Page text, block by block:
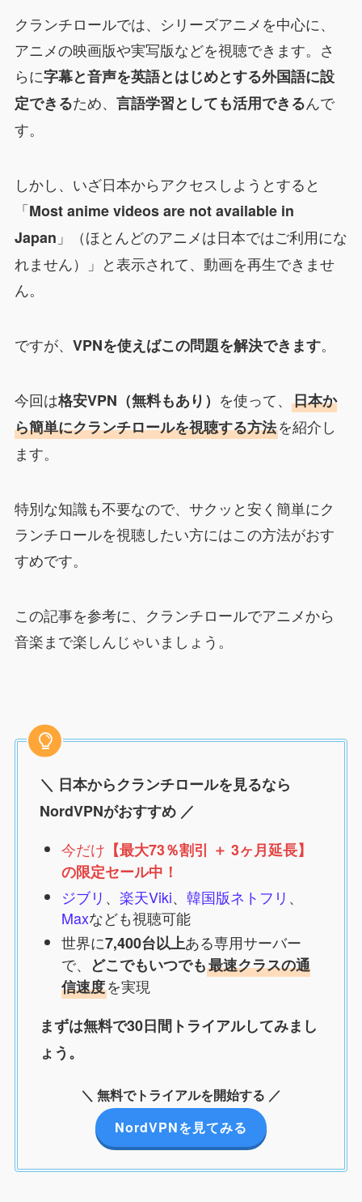
クランチロールでは、シリーズアニメを中心に、
アニメの映画版や実写版などを視聴できます。さ
らに字幕と音声を英語とはじめとする外国語に設
定できるため、 言語学習としても活用できるんで
す。
しかし、いざ日本からアクセスしようとすると
「Most anime videos are not available in
Japan 」（ほとんどのアニメは日本ではご利用にな
れません）」と表示されて、動画を再生できませ
ん。
ですが、 VPNを使えばこの問題を解決できます。
今回は格安VPN（無料もあり） を使って、 日本か
ら簡単にクランチロールを視聴する方法を紹介し
ます。
特別な知識も不要なので、サクッと安く簡単にク
ランチロールを視聴したい方にはこの方法がおす
すめです。
この記事を参考に、クランチロールでアニメから
音楽まで楽しんじゃいましょう。
＼ 日本からクランチロールを見るなら
NordVPNがおすすめ ／
今だけ 【最大73％割引 ＋ 3ヶ月延長】
の限定セール中！
ジブリ 、 楽天Viki、 韓国版ネトフリ 、
Maxなども視聴可能
世界に7,400台以上ある専用サーバー
で、
どこでもいつでも最速クラスの通
信速度を実現
まずは無料で30日間トライアルしてみまし
ょう。
＼ 無料でトライアルを開始する ／
NordVPNを見てみる